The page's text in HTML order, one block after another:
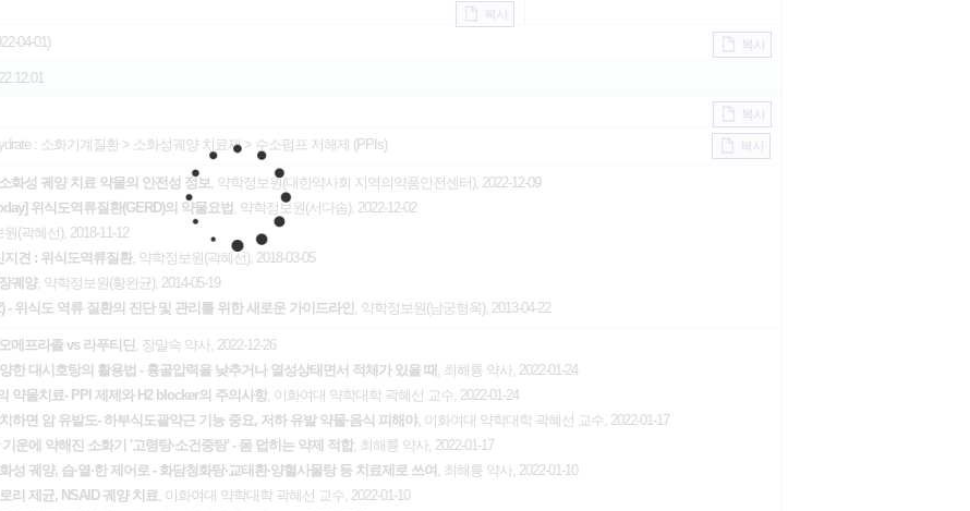
복사
복사
04-01)
복사
복사
: 소화기계질환 > 소화성궤양 치료제> 수소펌프 저해제 (PPIs)
화성 궤양 치료 약물의 안전성 정보, 약학정보원(대한약사회 지역의약품안전센터), 2022-12-09
위식도역류질환(GERD)의 약물요법, 약학정보원(서다솜), 2022-12-02
(곽혜선), 2018-11-12
견 : 위식도역류질환, 약학정보원(곽혜선), 2018-03-05
궤양, 약학정보원(황완균), 2014-05-19
- 위식도 역류 질환의 진단 및 관리를 위한 새로운 가이드라인, 약학정보원(남궁형욱), 2013-04-22
메프라졸 vs 라푸티딘, 장말숙 약사, 2022-12-26
한 대시호탕의 활용법 - 흉골압력을 낮추거나 열성상태면서 적체가 있을 때 , 최해륭 약사, 2022-01-24
약물치료- PPI 제제와 H2 blocker의 주의사항, 이화여대 약학대학 곽혜선 교수, 2022-01-24
하면 암 유발도- 하부식도괄약근 기능 중요, 저하 유발 약물·음식 피해야, 이화여대 약학대학 곽혜선 교수, 2022-01-17
운에 약해진 소화기 '고령탕·소건중탕' - 몸 덥히는 약제 적합, 최해륭 약사, 2022-01-17
성 궤양, 습·열·한 제어로 - 화담청화탕·교태환·양혈사물탕 등 치료제로 쓰여 , 최해륭 약사, 2022-01-10
리 제균, NSAID 궤양 치료, 이화여대 약학대학 곽혜선 교수, 2022-01-10